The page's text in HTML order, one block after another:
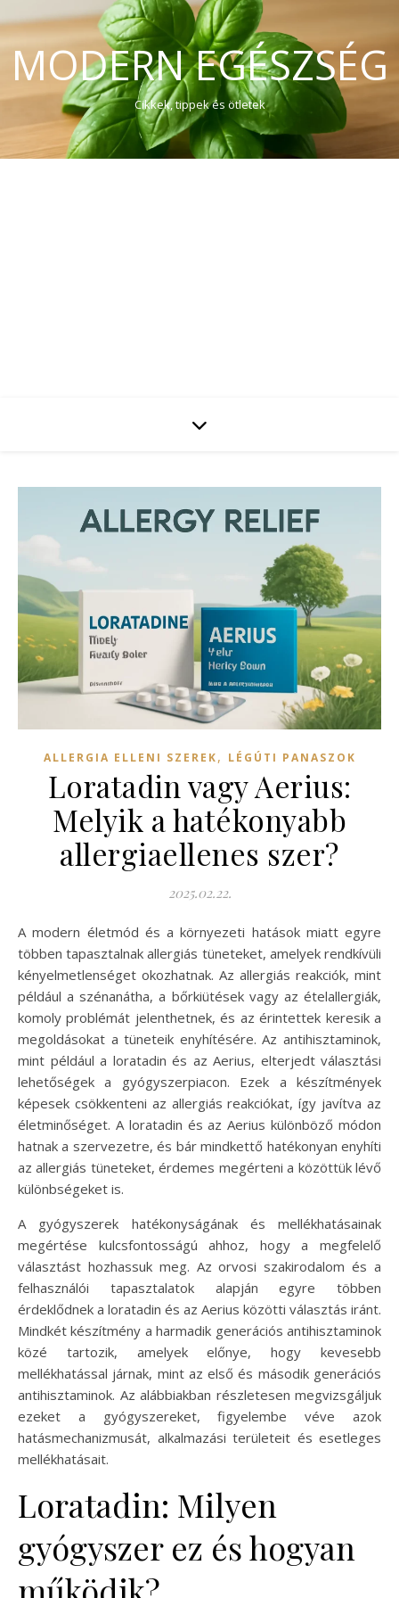
MODERN EGÉSZSÉG
Cikkek, tippek és ötletek
ALLERGIA ELLENI SZEREK, LÉGÚTI PANASZOK
Loratadin vagy Aerius:
Melyik a hatékonyabb
allergiaellenes szer?
2025.02.22.
A modern életmód és a környezeti hatások miatt egyre
többen tapasztalnak allergiás tüneteket, amelyek rendkívüli
kényelmetlenséget okozhatnak. Az allergiás reakciók, mint
például a szénanátha, a bőrkiütések vagy az ételallergiák,
komoly problémát jelenthetnek, és az érintettek keresik a
megoldásokat a tüneteik enyhítésére. Az antihisztaminok,
mint például a loratadin és az Aerius, elterjedt választási
lehetőségek a gyógyszerpiacon. Ezek a készítmények
képesek csökkenteni az allergiás reakciókat, így javítva az
életminőséget. A loratadin és az Aerius különböző módon
hatnak a szervezetre, és bár mindkettő hatékonyan enyhíti
az allergiás tüneteket, érdemes megérteni a közöttük lévő
különbségeket is.
A gyógyszerek hatékonyságának és mellékhatásainak
megértése kulcsfontosságú ahhoz, hogy a megfelelő
választást hozhassuk meg. Az orvosi szakirodalom és a
felhasználói tapasztalatok alapján egyre többen
érdeklődnek a loratadin és az Aerius közötti választás iránt.
Mindkét készítmény a harmadik generációs antihisztaminok
közé tartozik, amelyek előnye, hogy kevesebb
mellékhatással járnak, mint az első és második generációs
antihisztaminok. Az alábbiakban részletesen megvizsgáljuk
ezeket a gyógyszereket, figyelembe véve azok
hatásmechanizmusát, alkalmazási területeit és esetleges
mellékhatásait.
Loratadin: Milyen
gyógyszer ez és hogyan